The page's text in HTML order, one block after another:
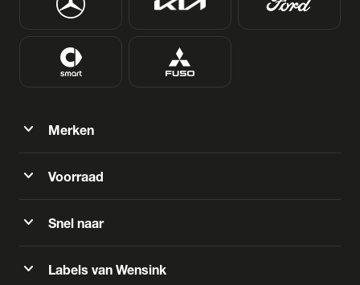
expand_more Merken
expand_more Voorraad
expand_more Snel naar
expand_more Labels van Wensink